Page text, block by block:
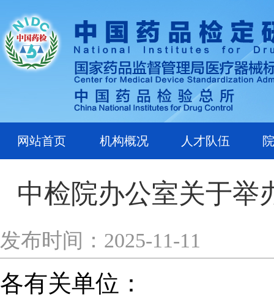
网站首页 机构概况 人才队伍
中检院办公室关于举
发布时间：2025-11-11
各有关单位：